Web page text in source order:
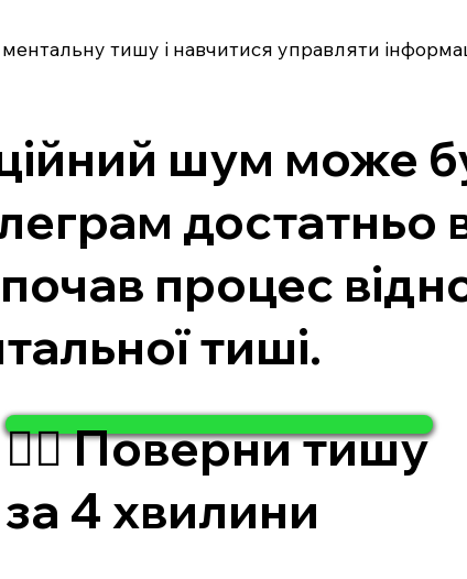
ментальну тишу і навчитися управляти
шум може
достатньо
процес
тиші.
🧘‍♂️ Поверни тишу
за 4 хвилини